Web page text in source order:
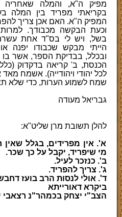
מפיק ה"א, והמלה שאחריה
בקריאתי מפריד בין המלה
המפיק ה"א. האם אכן צריך
וכעת הבקשה מכבודך.
בשל, ויש לי בס"ד אחת
הייתי מבקש שכבודו יפנה
ובכלל, בבדיקת הספר, אשר בו
הכנסת, ב' קריאה בדקדוק
לכל יהודי ויהודייה). אשמח מאד
שמח לשמוע הערות, כדי שלא
גבריאל מעודה
להלן תשובת מרן שליט"א:
א'. אין מפרידים, בגלל שאין
מי שיפריד, יקבל על כך שכר.
ב'. כנזכר לעיל.
ג'. צריך להפריד.
ד'. אולי לנסות הרב בועז
ביקרא דאורייתא
הצב"י יצחק בכמהר"נ רצאבי